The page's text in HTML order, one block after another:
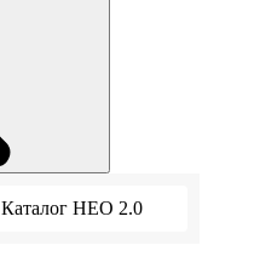
Каталог НЕО 2.0